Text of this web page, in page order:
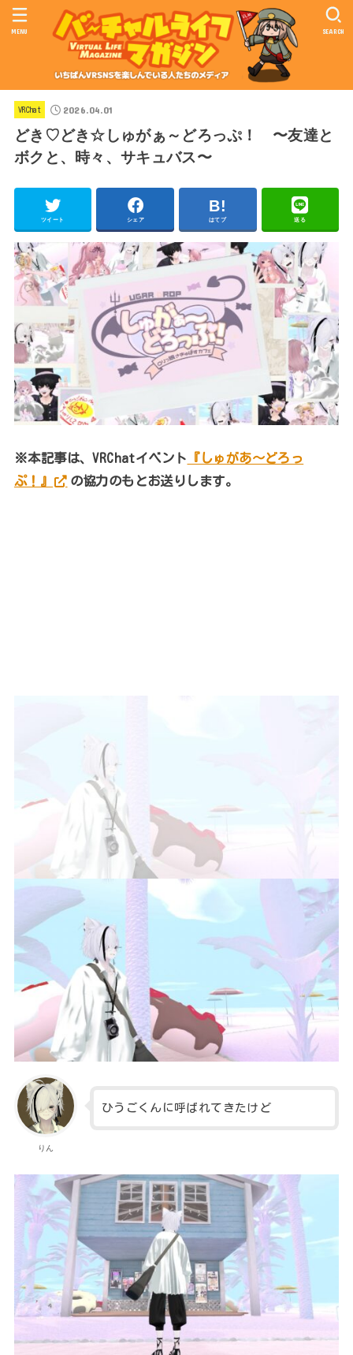
SEARCH
MENU
VRChat 2026.04.01
どき♡どき☆しゅがぁ～どろっぷ！ 〜友達と
ボクと、時々、サキュバス〜
ツイート シェア はてブ 送る
※本記事は、VRChatイベント 『しゅがあ～どろっ
ぷ！』
の協力のもとお送りします。
りん
ひうごくんに呼ばれてきたけど